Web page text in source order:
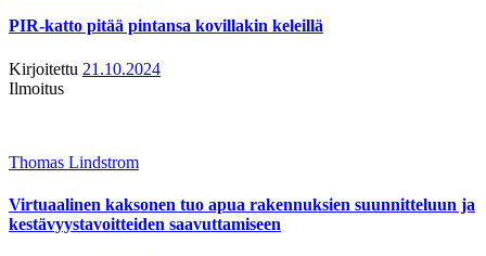
PIR-katto pitää pintansa kovillakin keleillä
Kirjoitettu 21.10.2024
Ilmoitus
Thomas Lindstrom
Virtuaalinen kaksonen tuo apua rakennuksien suunnitteluun ja
kestävyystavoitteiden saavuttamiseen